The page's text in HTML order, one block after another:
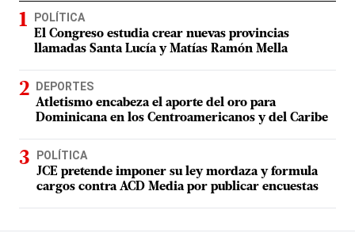
POLÍTICA
El Congreso estudia crear nuevas provincias
llamadas Santa Lucía y Matías Ramón Mella
DEPORTES
Atletismo encabeza el aporte del oro para
Dominicana en los Centroamericanos y del Caribe
POLÍTICA
JCE pretende imponer su ley mordaza y formula
cargos contra ACD Media por publicar encuestas